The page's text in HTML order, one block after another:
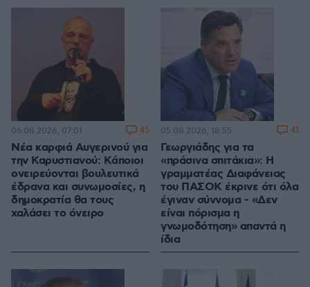
Νέα καρφιά Αυγερινού για
την Καρυστιανού: Kάποιοι
ονειρεύονται βουλευτικά
έδρανα και συνωμοσίες, η
δημοκρατία θα τους
χαλάσει το όνειρο
06.08.2026, 07:01 45
Γεωργιάδης για τα
«πράσινα σπιτάκια»: Η
γραμματέας Διαφάνειας
του ΠΑΣΟΚ έκρινε ότι όλα
έγιναν σύννομα - «Δεν
είναι πόρισμα η
γνωμοδότηση» απαντά η
ίδια
05.08.2026, 18:55 41